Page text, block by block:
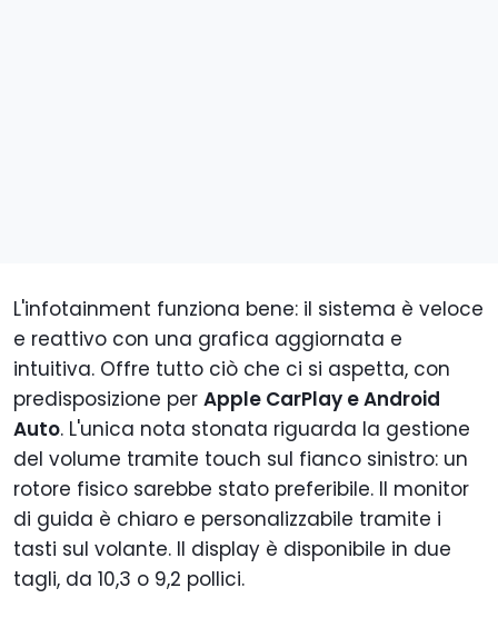
L'infotainment funziona bene: il sistema è veloce
e reattivo con una grafica aggiornata e
intuitiva. Offre tutto ciò che ci si aspetta, con
predisposizione per Apple CarPlay e Android
Auto. L'unica nota stonata riguarda la gestione
del volume tramite touch sul fianco sinistro: un
rotore fisico sarebbe stato preferibile. Il monitor
di guida è chiaro e personalizzabile tramite i
tasti sul volante. Il display è disponibile in due
tagli, da 10,3 o 9,2 pollici.